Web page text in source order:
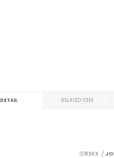
DETAIL RELATED ITEM
ⓒRXKX /